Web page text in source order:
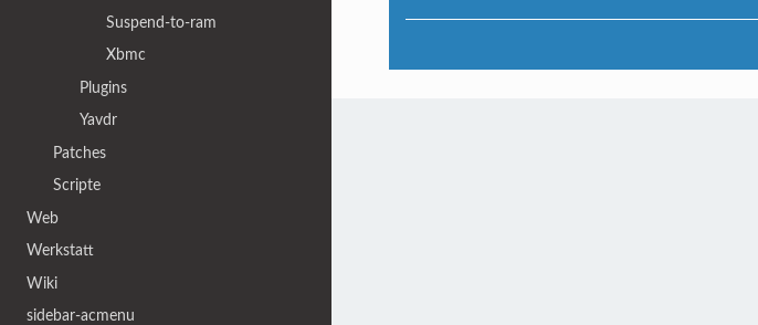
Suspend-to-ram
Xbmc
Plugins
Yavdr
Patches
Scripte
Web
Werkstatt
Wiki
sidebar-acmenu